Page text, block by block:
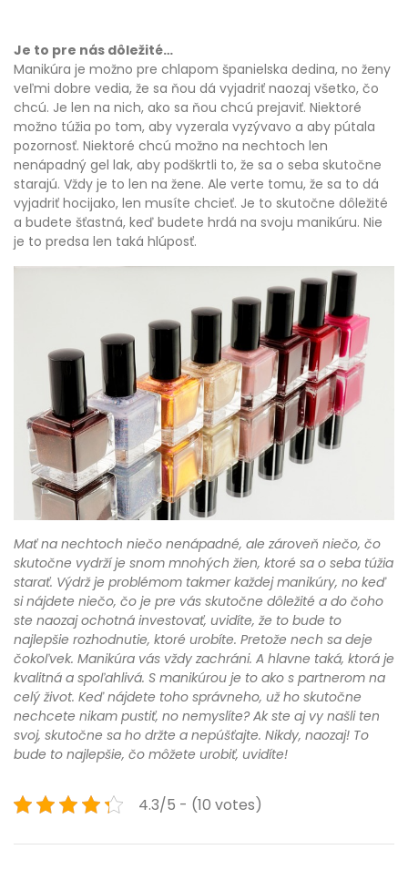
Je to pre nás dôležité…
Manikúra je možno pre chlapom španielska dedina, no ženy
veľmi dobre vedia, že sa ňou dá vyjadriť naozaj všetko, čo
chcú. Je len na nich, ako sa ňou chcú prejaviť. Niektoré
možno túžia po tom, aby vyzerala vyzývavo a aby pútala
pozornosť. Niektoré chcú možno na nechtoch len
nenápadný gel lak, aby podškrtli to, že sa o seba skutočne
starajú. Vždy je to len na žene. Ale verte tomu, že sa to dá
vyjadriť hocijako, len musíte chcieť. Je to skutočne dôležité
a budete šťastná, keď budete hrdá na svoju manikúru. Nie
je to predsa len taká hlúposť.
Mať na nechtoch niečo nenápadné, ale zároveň niečo, čo
skutočne vydrží je snom mnohých žien, ktoré sa o seba túžia
starať. Výdrž je problémom takmer každej manikúry, no keď
si nájdete niečo, čo je pre vás skutočne dôležité a do čoho
ste naozaj ochotná investovať, uvidíte, že to bude to
najlepšie rozhodnutie, ktoré urobíte. Pretože nech sa deje
čokoľvek. Manikúra vás vždy zachráni. A hlavne taká, ktorá je
kvalitná a spoľahlivá. S manikúrou je to ako s partnerom na
celý život. Keď nájdete toho správneho, už ho skutočne
nechcete nikam pustiť, no nemyslíte? Ak ste aj vy našli ten
svoj, skutočne sa ho držte a nepúšťajte. Nikdy, naozaj! To
bude to najlepšie, čo môžete urobiť, uvidíte!
4.3/5 - (10 votes)